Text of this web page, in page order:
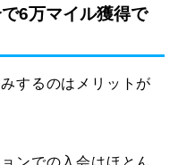
6万マイル獲得で
するのはメリットが